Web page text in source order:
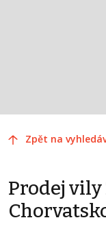
Zpět na
Prodej vily